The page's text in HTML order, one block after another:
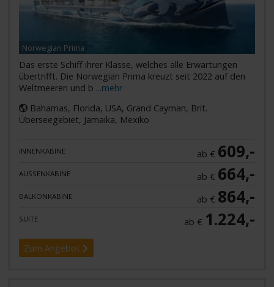
Norwegian Prima
Das erste Schiff ihrer Klasse, welches alle Erwartungen
übertrifft. Die Norwegian Prima kreuzt seit 2022 auf den
Weltmeeren und b ...mehr
Bahamas, Florida, USA, Grand Cayman, Brit.
Überseegebiet, Jamaika, Mexiko
INNENKABINE ab € 609,-
AUSSENKABINE ab € 664,-
BALKONKABINE ab € 864,-
SUITE ab € 1.224,-
Zum Angebot